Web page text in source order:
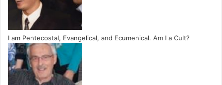
I am Pentecostal, Evangelical, and Ecumenical. Am I a Cult?